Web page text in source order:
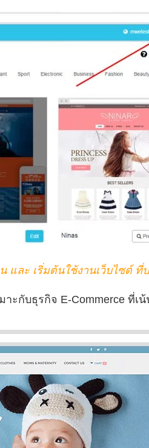
และ เริ่มต้นใช้งานเว็บไซต์ ที่
าะกับธุรกิจ E-Commerce ที่เ